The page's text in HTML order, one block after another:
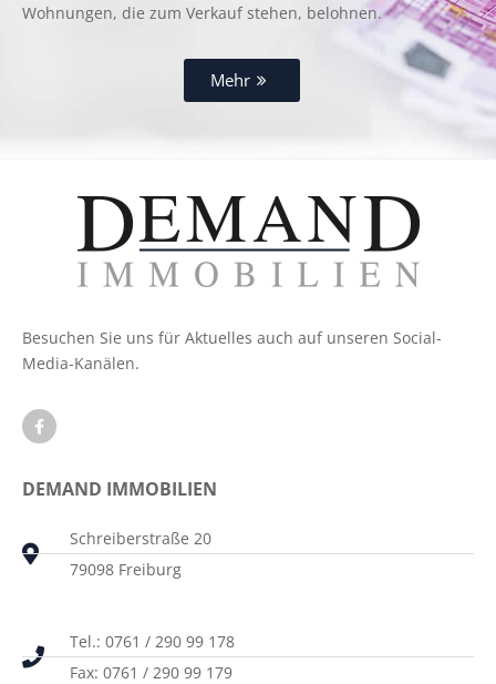
Wohnungen, die zum Verkauf stehen, belohnen.
Mehr
Besuchen Sie uns für Aktuelles auch auf unseren Social-
Media-Kanälen.
DEMAND IMMOBILIEN
Schreiberstraße 20
79098 Freiburg
Tel.: 0761 / 290 99 178
Fax: 0761 / 290 99 179